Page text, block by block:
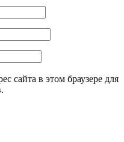
сайта в этом браузере для